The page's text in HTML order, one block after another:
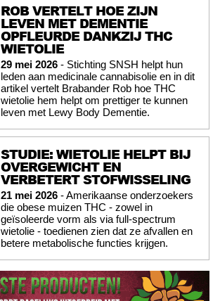
ROB VERTELT HOE ZIJN
LEVEN MET DEMENTIE
OPFLEURDE DANKZIJ THC
WIETOLIE
29 mei 2026 - Stichting SNSH helpt hun
leden aan medicinale cannabisolie en in dit
artikel vertelt Brabander Rob hoe THC
wietolie hem helpt om prettiger te kunnen
leven met Lewy Body Dementie.
STUDIE: WIETOLIE HELPT BIJ
OVERGEWICHT EN
VERBETERT STOFWISSELING
21 mei 2026 - Amerikaanse onderzoekers
die obese muizen THC - zowel in
geïsoleerde vorm als via full-spectrum
wietolie - toedienen zien dat ze afvallen en
betere metabolische functies krijgen.